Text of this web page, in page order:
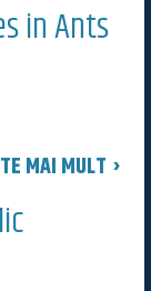
in Ants
MAI MULT ›